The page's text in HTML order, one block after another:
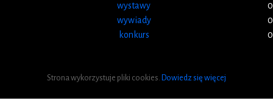
wystawy
0
wywiady
0
konkurs
0
Strona wykorzystuje pliki cookies. Dowiedz się więcej